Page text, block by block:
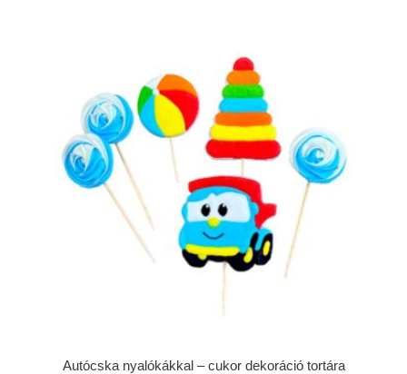
Autócska nyalókákkal – cukor dekoráció tortára